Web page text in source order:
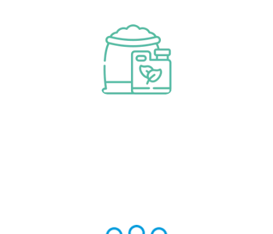
Consommables et amp; des
pièces de rechange
Apprendre encore plus